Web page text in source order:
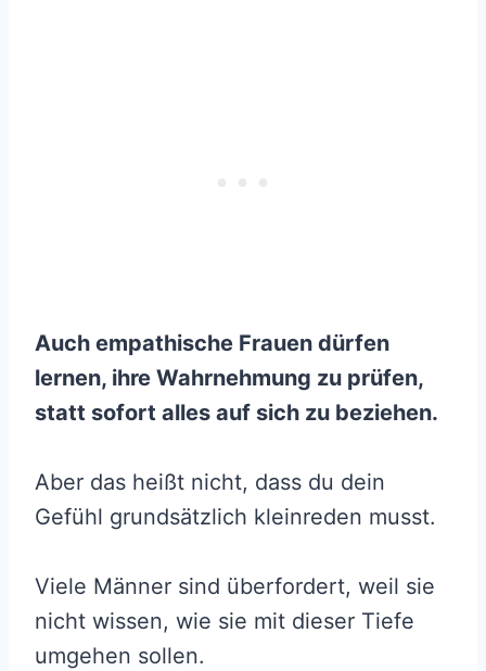
Auch empathische Frauen dürfen
lernen, ihre Wahrnehmung zu prüfen,
statt sofort alles auf sich zu beziehen.
Aber das heißt nicht, dass du dein
Gefühl grundsätzlich kleinreden musst.
Viele Männer sind überfordert, weil sie
nicht wissen, wie sie mit dieser Tiefe
umgehen sollen.